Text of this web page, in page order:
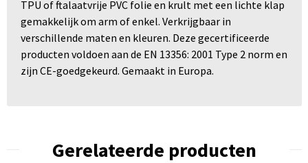
TPU of ftalaatvrije PVC folie en krult met een lichte klap
gemakkelijk om arm of enkel. Verkrijgbaar in
verschillende maten en kleuren. Deze gecertificeerde
producten voldoen aan de EN 13356: 2001 Type 2 norm en
zijn CE-goedgekeurd. Gemaakt in Europa.
Gerelateerde producten